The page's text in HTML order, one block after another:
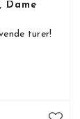
Dame
turer!